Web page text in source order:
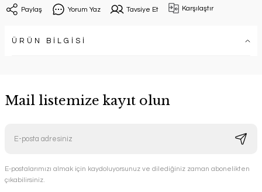
Paylaş Yorum Yaz Tavsiye Et Karşılaştır
ÜRÜN BİLGİSİ
Mail listemize kayıt olun
E-postalarımızı almak için kaydoluyorsunuz ve dilediğiniz zaman abonelikten
çıkabilirsiniz.